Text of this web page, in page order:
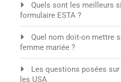
Quels sont les meilleurs
formulaire ESTA ?
Quel nom doit-on mettre
femme mariée ?
Les questions posées
les USA